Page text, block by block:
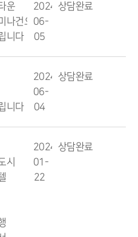
운
나건으로
니다
2024-
06-
05
상담완료
니다
2024-
06-
04
상담완료
시
2024-
01-
22
상담완료